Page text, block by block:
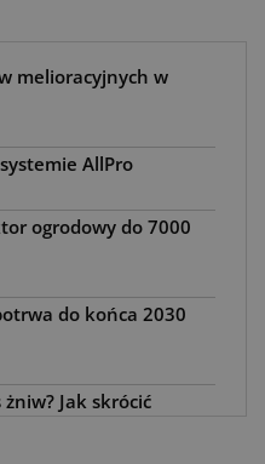
melioracyjnych w
AllPro
ogrodowy do 7000
do końca 2030
Jak skrócić